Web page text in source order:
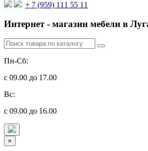
+ 7 (959) 111 55 11
Интернет - магазин мебели в
Пн-Сб:
с 09.00 до 17.00
Вс:
с 09.00 до 16.00
×